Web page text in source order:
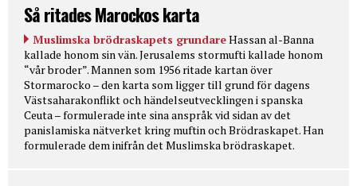
Så ritades Marockos karta
Muslimska brödraskapets grundareHassan al-Banna
kallade honom sin vän. Jerusalems stormufti kallade honom
“vår broder”. Mannen som 1956 ritade kartan över
Stormarocko – den karta som ligger till grund för dagens
Västsaharakonflikt och händelseutvecklingen i spanska
Ceuta – formulerade inte sina anspråk vid sidan av det
panislamiska nätverket kring muftin och Brödraskapet. Han
formulerade dem inifrån det Muslimska brödraskapet.